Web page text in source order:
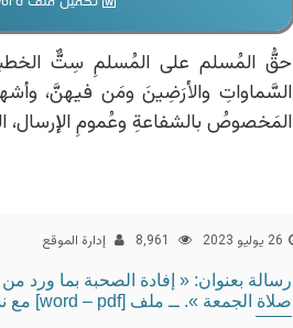
حقُّ المُسلم على المُسلمِ سِتٌّ الخطبة
السَّماواتِ والأرَضِينَ ومَن فيهنَّ،
المَخصوصُ بالشفاعةِ وعُمومِ
رسالة بعنوان: « إفادة الصحبة بما ورد
صلاة الجمعة ». ــ ملف [word – pdf] مع نسخة الموقع.
26 يوليو 2023 إدارة الموقع